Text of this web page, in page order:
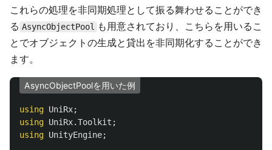
これらの処理を非同期処理として振る舞わせることができ
る AsyncObjectPool
も用意されており、こちらを用いるこ
とでオブジェクトの生成と貸出を非同期化することができ
ます。
AsyncObjectPoolを用いた例
using UniRx;
using UniRx.Toolkit ;
using UnityEngine;